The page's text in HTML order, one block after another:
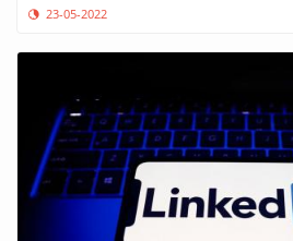
23-05-2022